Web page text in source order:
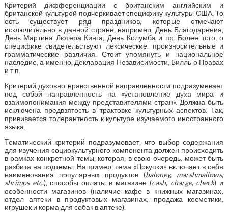
Критерий дифференциации с британским английским и
британской культурой подчеркивает специфику культуры США. То
есть существует ряд праздников, которые отмечают
исключительно в данной стране, например, День Благодарения,
День Мартина Лютера Кинга, День Колумба и пр. Более того, о
специфике свидетельствуют лексические, произносительные и
грамматические различия. Стоит упомянуть и национальное
наследие, а именно, Декларация Независимости, Билль о Правах
и т.п.
Критерий духовно-нравственной направленности подразумевает
под собой направленность на «установление духа мира и
взаимопонимания между представителями стран». Должна быть
исключена предвзятость в трактовке культурных аспектов. Так,
прививается толерантность к культуре изучаемого иностранного
языка.
Тематический критерий подразумевает, что выбор содержания
для изучения социокультурного компонента должен происходить
в рамках конкретной темы, которая, в свою очередь, может быть
разбита на подтемы. Например, тема «Покупки» включает в себя
наименования популярных продуктов (baloney, marshmallows,
shrimps etc.), способы оплаты в магазине (cash, charge, check) и
особенности магазинов (наличие кафе в книжных магазинах;
отдел аптеки в продуктовых магазинах; продажа косметики,
игрушек и корма для собак в аптеке).